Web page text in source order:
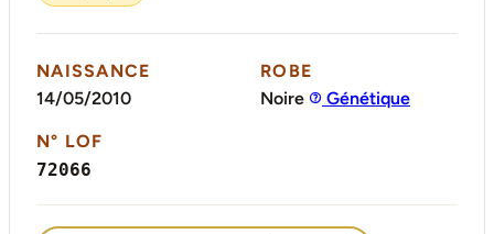
NAISSANCE
14/05/2010
ROBE
Noire
Génétique
N° LOF
72066